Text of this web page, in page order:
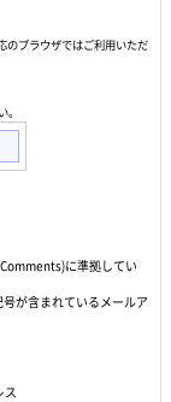
ブラウザではご利用いただ
に準拠してい
が含まれているメールア